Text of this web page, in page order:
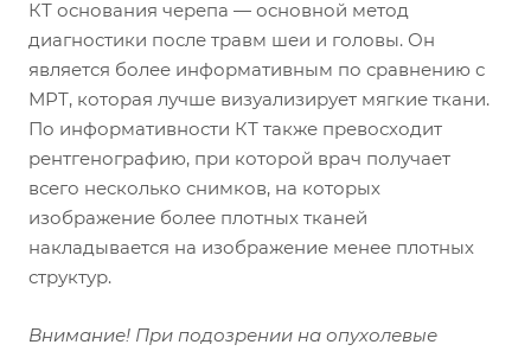
КТ основания черепа — основной метод
диагностики после травм шеи и головы. Он
является более информативным по сравнению с
МРТ, которая лучше визуализирует мягкие ткани.
По информативности КТ также превосходит
рентгенографию, при которой врач получает
всего несколько снимков, на которых
изображение более плотных тканей
накладывается на изображение менее плотных
структур.
Внимание! При подозрении на опухолевые